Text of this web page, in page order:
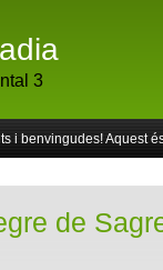
3
i benvingudes! Aquest
de